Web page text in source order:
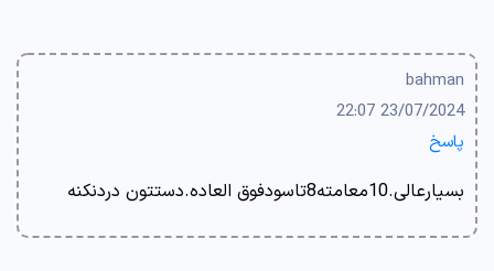
bahman
23/07/2024 22:07
پاسخ
بسیارعالی.10معامته8تاسودفوق العاده.دستتون دردنکنه